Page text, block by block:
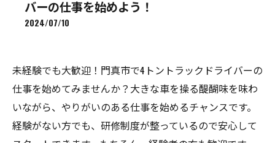
バーの仕事を始めよう！
2024/07/10
未経験でも大歓迎！門真市で4トントラックドライバーの
仕事を始めてみませんか？大きな車を操る醍醐味を味わ
いながら、やりがいのある仕事を始めるチャンスです。
経験がない方でも、研修制度が整っているので安心して